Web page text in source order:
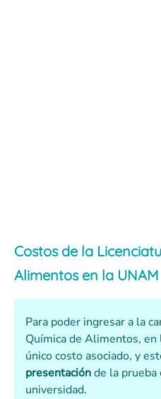
Costos de la
Alimentos en la UNAM
Para poder ingresar a la
Química de Alimentos,
único costo asociado, y
presentaciónde la prueba
universidad.